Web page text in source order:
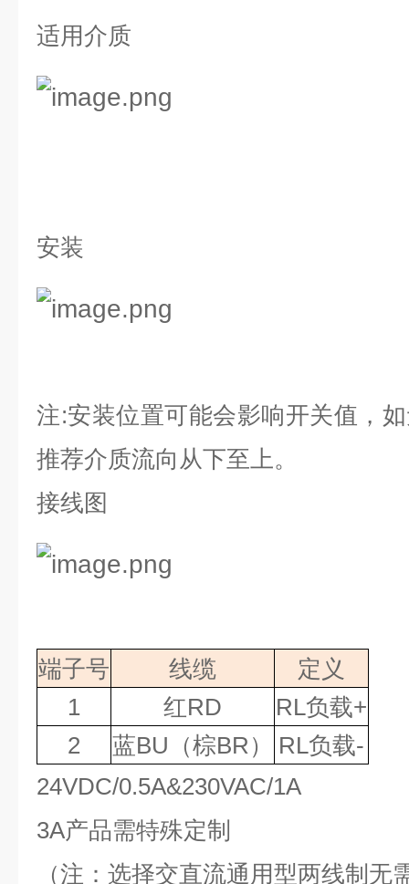
适用介质
安装
注:安装位置可能会影响开关值，
推荐介质流向从下至上。
接线图
端子号 线缆
定义
1
红RD RL负载+
2
蓝BU （棕BR） RL负载-
24VDC/0.5A&230VAC/1A
3A产品需特殊定制
（注：选择交直流通用型两线制无